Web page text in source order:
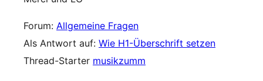
Forum: Allgemeine Fragen
Als Antwort auf: Wie H1-Überschrift setzen
Thread-Starter musikzumm